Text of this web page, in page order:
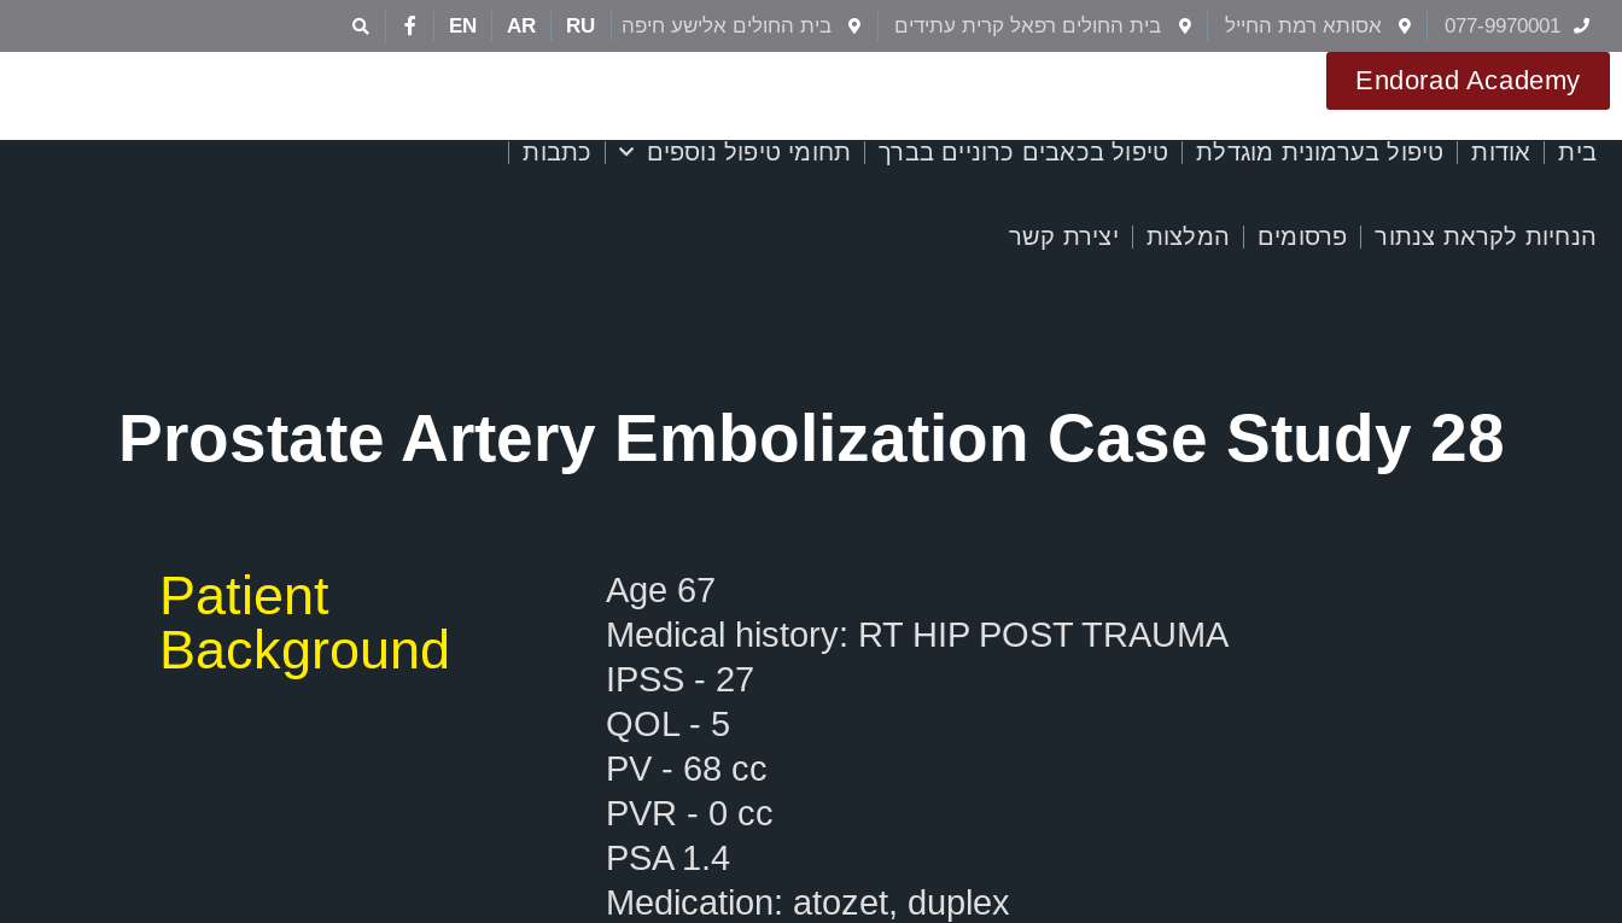
077-9970001 אסותא רמת החייל בית החולים רפאל קרית עתידים בית החולים אלישע חיפה RU
AR
EN
Endorad Academy
בית אודות טיפול בערמונית מוגדלת טיפול בכאבים כרוניים בברך תחומי טיפול נוספים כתבות
הנחיות לקראת צנתור פרסומים המלצות יצירת קשר
Prostate Artery Embolization Case Study 28
Patient
Background
Age 67
Medical history: RT HIP POST TRAUMA
IPSS - 27
QOL - 5
PV - 68 cc
PVR - 0 cc
PSA 1.4
Medication: atozet, duplex